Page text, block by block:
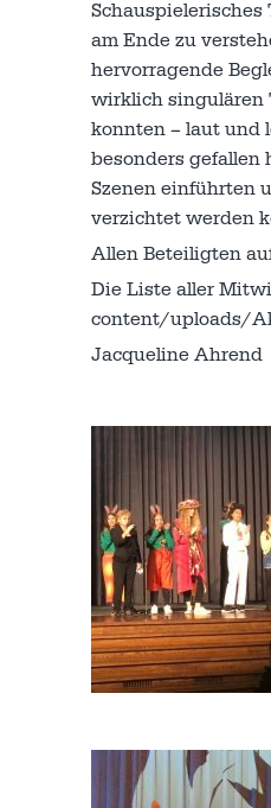
am Ende zu
hervorragende
wirklich singulären
konnten – laut und
besonders
Szenen einführten
verzichtet werden
Allen Beteiligten
Die Liste aller
content/uploads/
Jacqueline Ahrend